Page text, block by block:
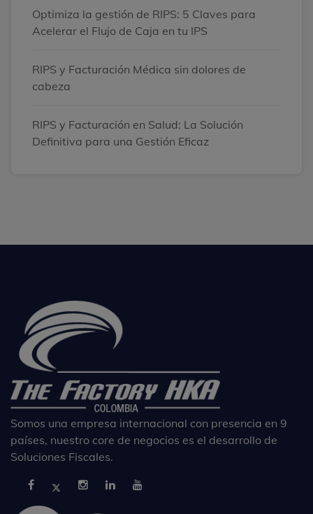
Optimiza la gestión de RIPS: 5 Claves para
Acelerar el Flujo de Caja en tu IPS
RIPS y Facturación Médica sin dolores de
cabeza
RIPS y Facturación en Salud: La Solución
Definitiva para una Gestión Eficaz
Somos una empresa internacional con presencia en 9
países, nuestro core de negocios es el desarrollo de
Soluciones Fiscales.